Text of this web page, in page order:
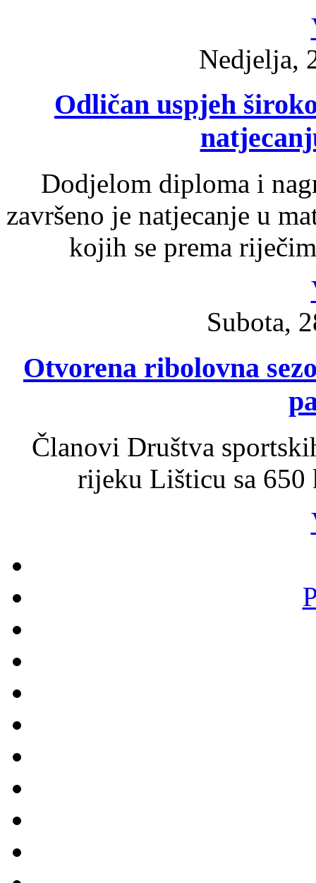
Nedjelja,
Odličan uspjeh
Dodjelom diploma i
završeno je natjecanje u
kojih se prema
Subota,
Otvorena ribolovna
Članovi Društva
rijeku Lišticu sa 650